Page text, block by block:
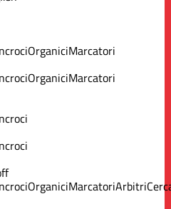
OrganiciMarcatori
OrganiciMarcatori
OrganiciMarcatoriArbitri